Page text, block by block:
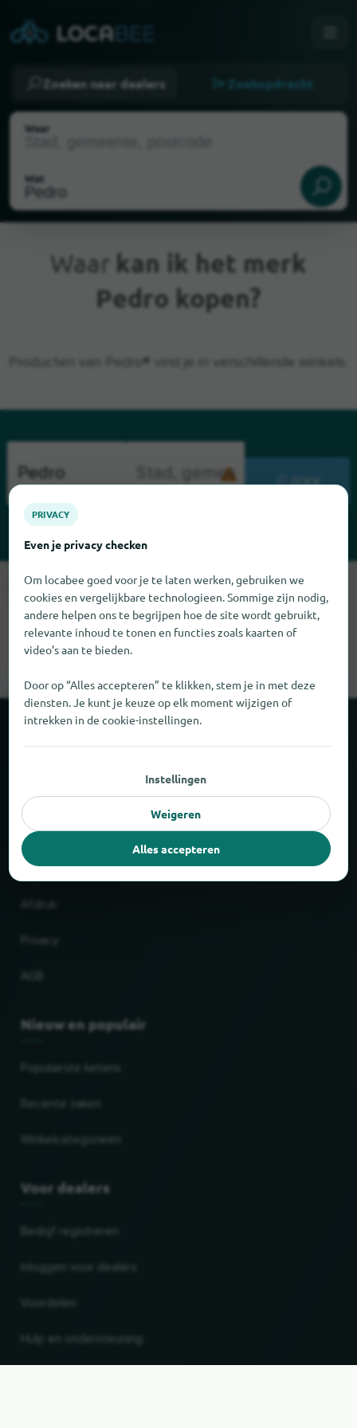
Zoeken naar dealers Zoekopdracht
Waar
Wat
Huidige locatie
Waar kan ik het merk
Pedro kopen?
Producten van Pedro® vind je in verschillende winkels.
ZOEK
Sorry, we kunnen Pedro op dit moment niet vinden. Als u weet
waar Pedro te vinden is, zouden we het erg op prijs stellen als
u ons dat laat weten.
Partner
Wettelijk
Nieuw en populair
Populairste ketens
Voor dealers
PRIVACY
Even je privacy checken
Om locabee goed voor je te laten werken, gebruiken we
cookies en vergelijkbare technologieen. Sommige zijn nodig,
andere helpen ons te begrijpen hoe de site wordt gebruikt,
relevante inhoud te tonen en functies zoals kaarten of
video’s aan te bieden.
Door op “Alles accepteren” te klikken, stem je in met deze
diensten. Je kunt je keuze op elk moment wijzigen of
intrekken in de cookie-instellingen.
Instellingen
Weigeren
Alles accepteren